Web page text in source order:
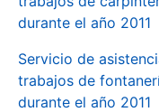
durante el año 2011
Servicio de
trabajos de
durante el año 2011